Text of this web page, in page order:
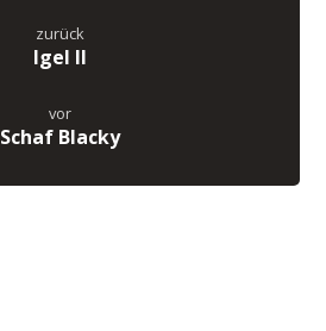
zurück
Igel II
vor
Schaf Blacky